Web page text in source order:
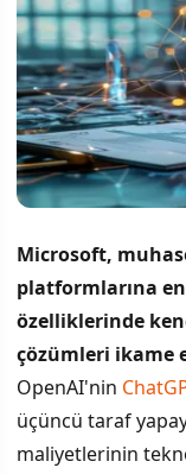
Microsoft,
platformlarına
özelliklerinde
çözümleri ikame
OpenAI'nin
üçüncü taraf
maliyetlerinin